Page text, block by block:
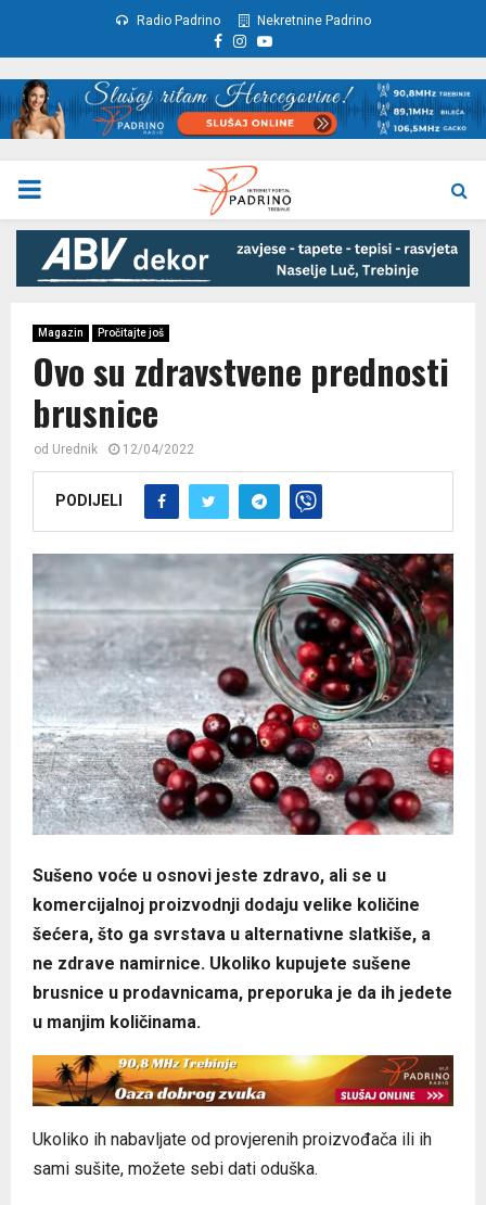
Radio Padrino Nekretnine Padrino
Facebook
Instagram
Youtube
PRIMARY
MENU
Magazin Pročitajte još
Ovo su zdravstvene prednosti
brusnice
od Urednik 12/04/2022
PODIJELI
Sušeno voće u osnovi jeste zdravo, ali se u
komercijalnoj proizvodnji dodaju velike količine
šećera, što ga svrstava u alternativne slatkiše, a
ne zdrave namirnice. Ukoliko kupujete sušene
brusnice u prodavnicama, preporuka je da ih jedete
u manjim količinama.
Ukoliko ih nabavljate od provjerenih proizvođača ili ih
sami sušite, možete sebi dati oduška.